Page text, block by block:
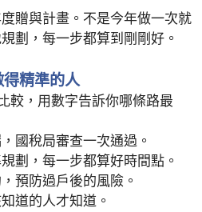
贈與計畫。不是今年做一次就
劃，每一步都算到剛剛好。
精準的人
較，用數字告訴你哪條路最
國稅局審查一次通過。
劃，每一步都算好時間點。
預防過戶後的風險。
道的人才知道。